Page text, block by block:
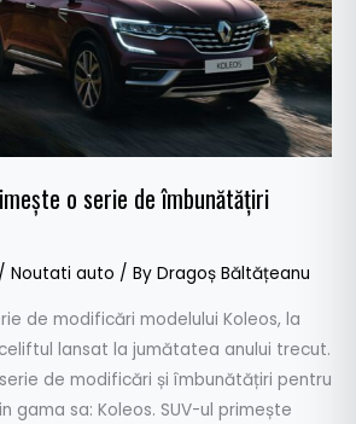
o serie de îmbunătățiri
/ Noutati auto / By Dragoș Băltățeanu
de modificări modelului Koleos, la
lansat la jumătatea anului trecut.
de modificări și îmbunătățiri pentru
gama sa: Koleos. SUV-ul primește